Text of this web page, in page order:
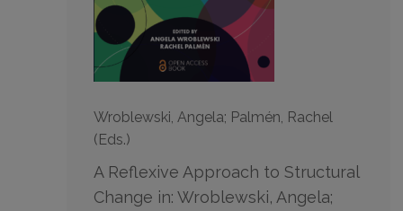
Wroblewski, Angela; Palmén, Rachel
(Eds.)
A Reflexive Approach to Structural
Change in: Wroblewski, Angela;